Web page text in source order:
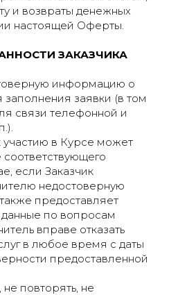
и возвраты денежных
настоящей Оферты.
ЗАКАЗЧИКА
информацию о
заявки (в том
связи телефонной и
участию в Курсе может
если Заказчик
недостоверную
предоставляет
по вопросам
вправе отказать
в любое время с даты
предоставленной
повторять, не